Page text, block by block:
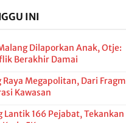
INI
Dilaporkan Anak, Otje:
Berakhir Damai
Raya Megapolitan, Dari
Kawasan
Lantik 166 Pejabat, Tekankan